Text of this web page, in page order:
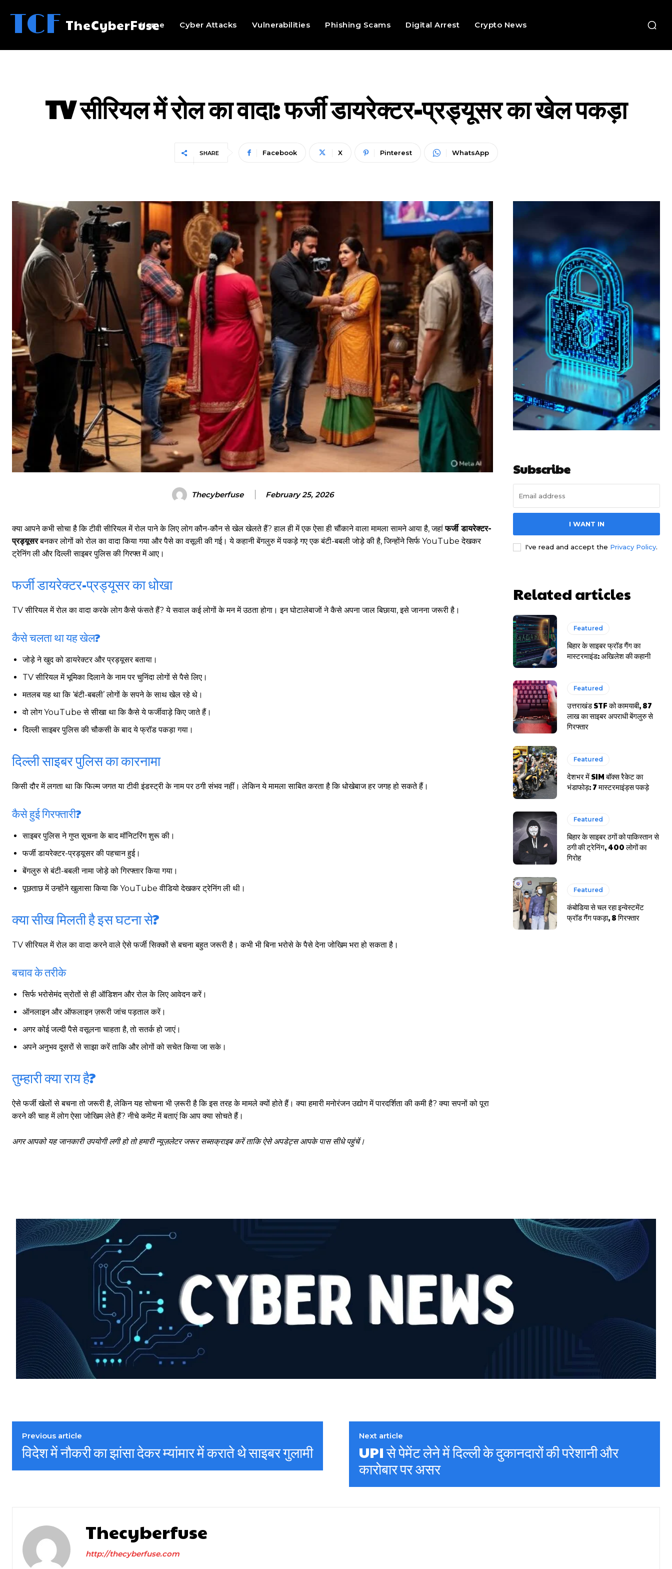
गुरुग्राम।
इन लोगों ने लालच में आकर बैंक खाते खोलकर साइबर ठगों को उपलब्ध कराए
हर खाते के बदले मिलते थे 20 से 25 हजार
TCF TheCyberFuse
Home Cyber Attacks Vulnerabilities Phishing Scams Digital Arrest Crypto News
TV सीरियल में रोल का वादा: फर्जी डायरेक्टर-प्रड्यूसर का खेल पकड़ा
SHARE Facebook X Pinterest WhatsApp
Thecyberfuse February 25, 2026
क्या आपने कभी सोचा है कि टीवी सीरियल में रोल पाने के लिए लोग कौन-कौन से खेल खेलते हैं? हाल ही में एक ऐसा ही चौंकाने वाला मामला सामने आया है, जहांफर्जी डायरेक्टर-
प्रड्यूसरबनकर लोगों को रोल का वादा किया गया और पैसे का वसूली की गई। ये कहानी बेंगलुरु में पकड़े गए एक बंटी-बबली जोड़े की है, जिन्होंने सिर्फ YouTube देखकर
ट्रेनिंग ली और दिल्ली साइबर पुलिस की गिरफ्त में आए।
फर्जी डायरेक्टर-प्रड्यूसर का धोखा
TV सीरियल में रोल का वादा करके लोग कैसे फंसते हैं? ये सवाल कई लोगों के मन में उठता होगा। इन घोटालेबाजों ने कैसे अपना जाल बिछाया, इसे जानना जरूरी है।
कैसे चलता था यह खेल?
जोड़े ने खुद को डायरेक्टर और प्रड्यूसर बताया।
TV सीरियल में भूमिका दिलाने के नाम पर चुनिंदा लोगों से पैसे लिए।
मतलब यह था कि ‘बंटी-बबली’ लोगों के सपने के साथ खेल रहे थे।
वो लोग YouTube से सीखा था कि कैसे ये फर्जीवाड़े किए जाते हैं।
दिल्ली साइबर पुलिस की चौकसी के बाद ये फ्रॉड पकड़ा गया।
दिल्ली साइबर पुलिस का कारनामा
किसी दौर में लगता था कि फिल्म जगत या टीवी इंडस्ट्री के नाम पर ठगी संभव नहीं। लेकिन ये मामला साबित करता है कि धोखेबाज हर जगह हो सकते हैं।
कैसे हुई गिरफ्तारी?
साइबर पुलिस ने गुप्त सूचना के बाद मॉनिटरिंग शुरू की।
फर्जी डायरेक्टर-प्रड्यूसर की पहचान हुई।
बेंगलुरु से बंटी-बबली नामा जोड़े को गिरफ्तार किया गया।
पूछताछ में उन्होंने खुलासा किया कि YouTube वीडियो देखकर ट्रेनिंग ली थी।
क्या सीख मिलती है इस घटना से?
TV सीरियल में रोल का वादा करने वाले ऐसे फर्जी सिक्कों से बचना बहुत जरूरी है। कभी भी बिना भरोसे के पैसे देना जोखिम भरा हो सकता है।
बचाव के तरीके
सिर्फ भरोसेमंद स्रोतों से ही ऑडिशन और रोल के लिए आवेदन करें।
ऑनलाइन और ऑफलाइन ज़रूरी जांच पड़ताल करें।
अगर कोई जल्दी पैसे वसूलना चाहता है, तो सतर्क हो जाएं।
अपने अनुभव दूसरों से साझा करें ताकि और लोगों को सचेत किया जा सके।
तुम्हारी क्या राय है?
ऐसे फर्जी खेलों से बचना तो जरूरी है, लेकिन यह सोचना भी ज़रूरी है कि इस तरह के मामले क्यों होते हैं। क्या हमारी मनोरंजन उद्योग में पारदर्शिता की कमी है? क्या सपनों को पूरा
करने की चाह में लोग ऐसा जोखिम लेते हैं? नीचे कमेंट में बताएं कि आप क्या सोचते हैं।
अगर आपको यह जानकारी उपयोगी लगी हो तो हमारी न्यूज़लेटर जरूर सब्सक्राइब करें ताकि ऐसे अपडेट्स आपके पास सीधे पहुंचें।
Subscribe
I WANT IN
I've read and accept the Privacy Policy.
Related articles
Featured
बिहार के साइबर फ्रॉड गैंग का
मास्टरमाइंड: अखिलेश की कहानी
Featured
उत्तराखंड STF को कामयाबी, 87
लाख का साइबर अपराधी बेंगलुरु से
गिरफ्तार
Featured
देशभर में SIM बॉक्स रैकेट का
भंडाफोड़: 7 मास्टरमाइंड्स पकड़े
Featured
बिहार के साइबर ठगों को पाकिस्तान से
ठगी की ट्रेनिंग, 400 लोगों का
गिरोह
Featured
कंबोडिया से चल रहा इन्वेस्टमेंट
फ्रॉड गैंग पकड़ा, 8 गिरफ्तार
Previous article
विदेश में नौकरी का झांसा देकर म्यांमार में कराते थे साइबर गुलामी
Next article
UPI से पेमेंट लेने में दिल्ली के दुकानदारों की परेशानी और
कारोबार पर असर
Thecyberfuse
http://thecyberfuse.com